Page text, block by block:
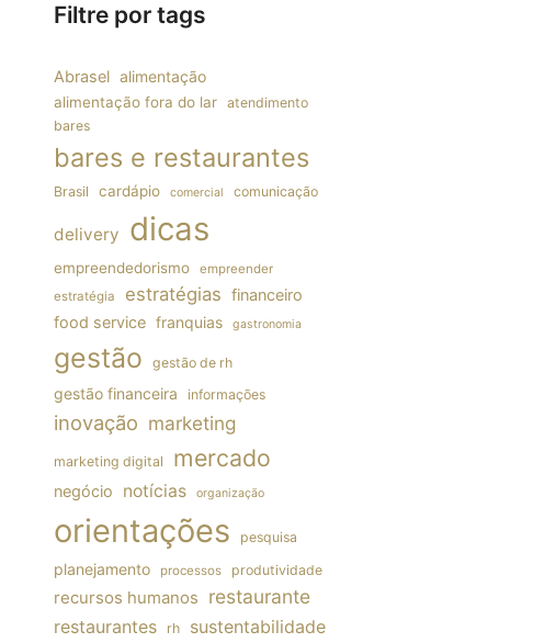
Filtre por tags
Abrasel alimentação
alimentação fora do lar
atendimento
bares
bares e restaurantes
Brasil cardápio comercial comunicação
delivery dicas
empreendedorismo
empreender
estratégia
estratégias financeiro
food service franquias gastronomia
gestão gestão de rh
gestão financeira informações
inovação marketing
marketing digital mercado
negócio notícias organização
orientações pesquisa
planejamento processos produtividade
recursos humanos restaurante
restaurantes rh sustentabilidade